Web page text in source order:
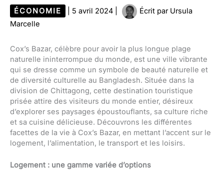
ÉCONOMIE 5 avril 2024 Écrit par Ursula
Marcelle
Cox’s Bazar, célèbre pour avoir la plus longue plage
naturelle ininterrompue du monde, est une ville vibrante
qui se dresse comme un symbole de beauté naturelle et
de diversité culturelle au Bangladesh. Située dans la
division de Chittagong, cette destination touristique
prisée attire des visiteurs du monde entier, désireux
d’explorer ses paysages époustouflants, sa culture riche
et sa cuisine délicieuse. Découvrons les différentes
facettes de la vie à Cox’s Bazar, en mettant l’accent sur le
logement, l’alimentation, le transport et les loisirs.
Logement : une gamme variée d’options